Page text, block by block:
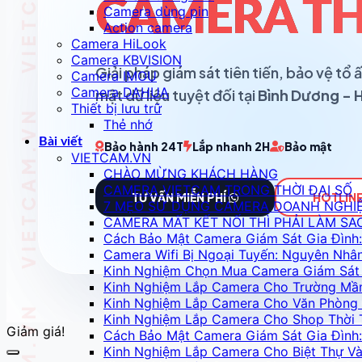
Camera dùng pin
Action camera
Camera HiLook
Camera KBVISION
Camera IMOU
Camera DAHUA
Thiết bị lưu trữ
Thẻ nhớ
Bài viết
VIETCAM.VN
CHÀO MỪNG KHÁCH HÀNG
CAMERA VIETCAM TRONG THỜI ĐẠI SỐ
7 MẸO SỬ DỤNG CAMERA DOANH
CAMERA MẤT KẾT NỐI THÌ PHẢI LÀM
Cách Bảo Mật Camera Giám Sát Gia
Camera Wifi Bị Ngoại Tuyến: Nguyên
Kinh Nghiệm Chọn Mua Camera Giám
Kinh Nghiệm Lắp Camera Cho Trường
Kinh Nghiệm Lắp Camera Cho Văn
Kinh Nghiệm Lắp Camera Cho Shop Thời
Cách Bảo Mật Camera Giám Sát Gia
Kinh Nghiệm Lắp Camera Cho Biệt Thự
CAMERA
Giải pháp giám sát tiên tiến, bảo vệ tổ
mật dữ liệu tuyệt đối tại Bình Dương -
Bảo hành 24T Lắp nhanh 2H Bảo mật
TƯ VẤN MIỄN PHÍ
Giảm giá!